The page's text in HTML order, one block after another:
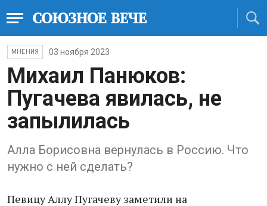
МНЕНИЯ 03 ноября 2023
Михаил Панюков:
Пугачева явилась, не
запылилась
Алла Борисовна вернулась в Россию. Что
нужно с ней сделать?
Певицу Аллу Пугачеву заметили на